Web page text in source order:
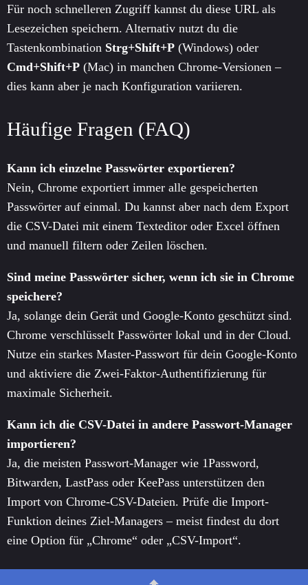
Für noch schnelleren Zugriff kannst du diese URL als
Lesezeichen speichern. Alternativ nutzt du die
Tastenkombination Strg+Shift+P (Windows) oder
Cmd+Shift+P (Mac) in manchen Chrome-Versionen –
dies kann aber je nach Konfiguration variieren.
Häufige Fragen (FAQ)
Kann ich einzelne Passwörter exportieren?
Nein, Chrome exportiert immer alle gespeicherten
Passwörter auf einmal. Du kannst aber nach dem Export
die CSV-Datei mit einem Texteditor oder Excel öffnen
und manuell filtern oder Zeilen löschen.
Sind meine Passwörter sicher, wenn ich sie in Chrome
speichere?
Ja, solange dein Gerät und Google-Konto geschützt sind.
Chrome verschlüsselt Passwörter lokal und in der Cloud.
Nutze ein starkes Master-Passwort für dein Google-Konto
und aktiviere die Zwei-Faktor-Authentifizierung für
maximale Sicherheit.
Kann ich die CSV-Datei in andere Passwort-Manager
importieren?
Ja, die meisten Passwort-Manager wie 1Password,
Bitwarden, LastPass oder KeePass unterstützen den
Import von Chrome-CSV-Dateien. Prüfe die Import-
Funktion deines Ziel-Managers – meist findest du dort
eine Option für „Chrome“ oder „CSV-Import“.